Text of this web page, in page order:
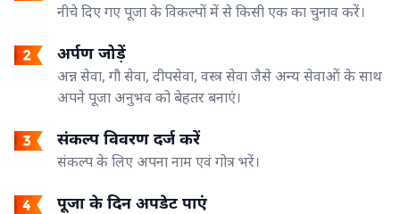
नीचे दिए गए पूजा के विकल्पों में से किसी एक का चुनाव करें।
अर्पण जोड़ें
अन्न सेवा, गौ सेवा, दीपसेवा, वस्त्र सेवा जैसे अन्य सेवाओं के साथ
अपने पूजा अनुभव को बेहतर बनाएं।
संकल्प विवरण दर्ज करें
संकल्प के लिए अपना नाम एवं गोत्र भरें।
पूजा के दिन अपडेट पाएं